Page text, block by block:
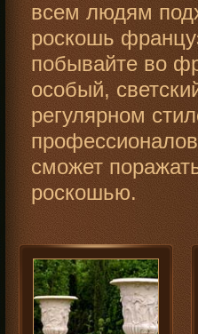
всем людям
роскошь
побывайте во
особый,
регулярном
сможет
роскошью.